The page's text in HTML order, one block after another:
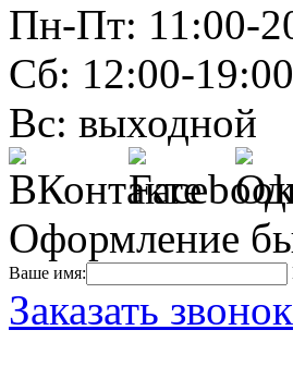
Пн-Пт: 11:00-
Сб: 12:00-19:00
Вс: выходной
Оформление
Ваше имя:
Заказать звонок